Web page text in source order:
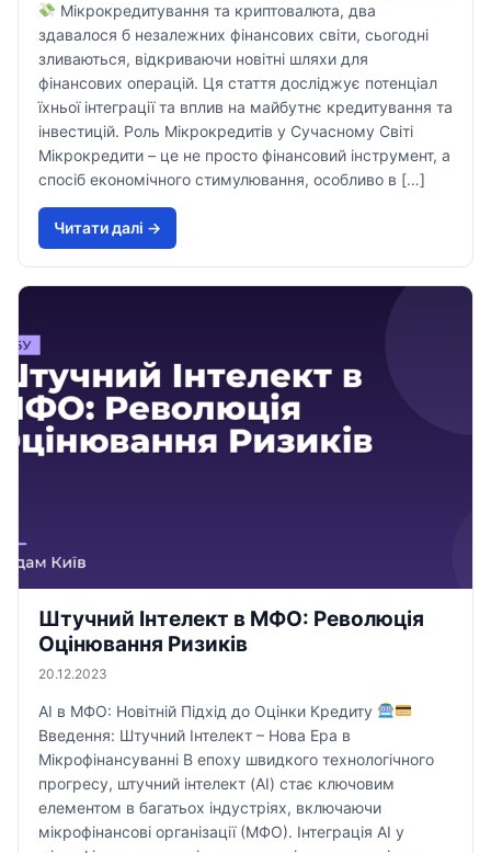
Мікрокредитування та криптовалюта, два
здавалося б незалежних фінансових світи, сьогодні
зливаються, відкриваючи новітні шляхи для
фінансових операцій. Ця стаття досліджує потенціал
їхньої інтеграції та вплив на майбутнє кредитування та
інвестицій. Роль Мікрокредитів у Сучасному Світі
Мікрокредити – це не просто фінансовий інструмент, а
спосіб економічного стимулювання, особливо в […]
Читати далi →
Штучний Інтелект в МФО: Революція
Оцінювання Ризиків
20.12.2023
AI в МФО: Новітній Підхід до Оцінки Кредиту
Введення: Штучний Інтелект – Нова Ера в
Мікрофінансуванні В епоху швидкого технологічного
прогресу, штучний інтелект (AI) стає ключовим
елементом в багатьох індустріях, включаючи
мікрофінансові організації (МФО). Інтеграція AI у